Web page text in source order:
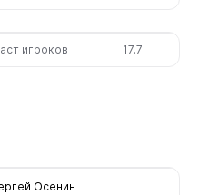
игроков 17.7
Осенин